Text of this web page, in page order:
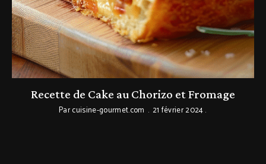
Recette de Cake au Chorizo et Fromage
Parcuisine-gourmet.com 21 février 2024